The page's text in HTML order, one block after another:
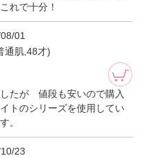
れで十分！
01
通肌,48才)
たが 値段も安いので購入
トのシリーズを使用してい
。
23